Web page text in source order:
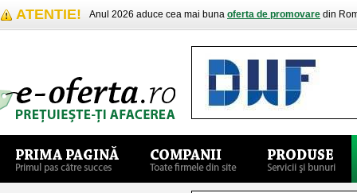
ATENTIE! Anul 2026 aduce cea mai buna oferta de promovare din